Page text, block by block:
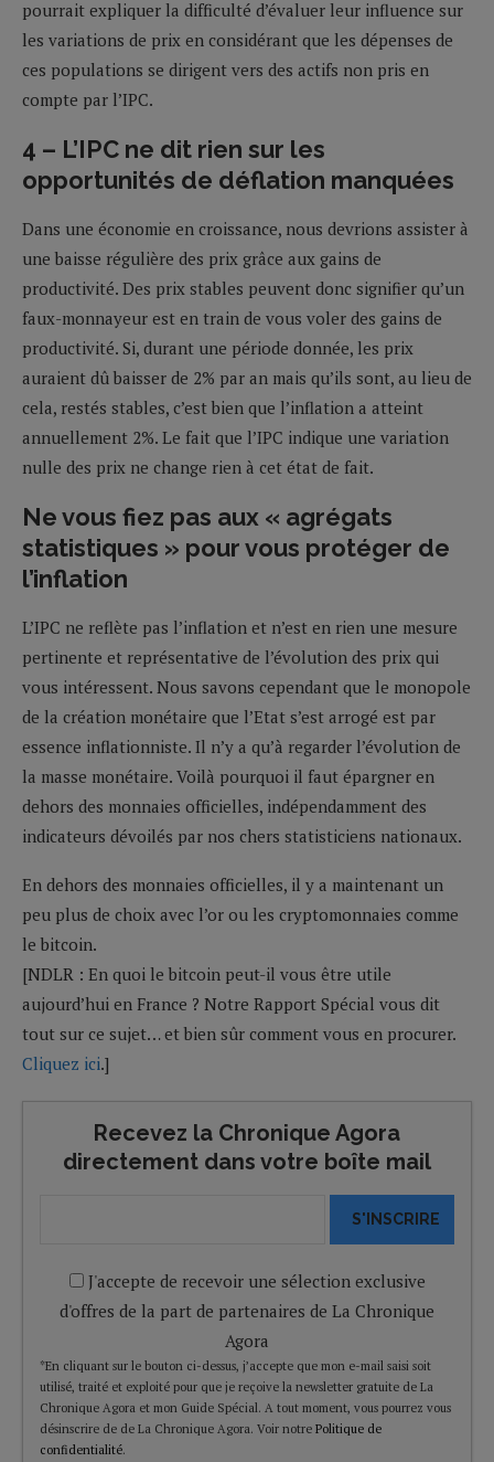
pourrait expliquer la difficulté d’évaluer leur influence sur
les variations de prix en considérant que les dépenses de
ces populations se dirigent vers des actifs non pris en
compte par l’IPC.
4 – L’IPC ne dit rien sur les
opportunités de déflation manquées
Dans une économie en croissance, nous devrions assister à
une baisse régulière des prix grâce aux gains de
productivité. Des prix stables peuvent donc signifier qu’un
faux-monnayeur est en train de vous voler des gains de
productivité. Si, durant une période donnée, les prix
auraient dû baisser de 2% par an mais qu’ils sont, au lieu de
cela, restés stables, c’est bien que l’inflation a atteint
annuellement 2%. Le fait que l’IPC indique une variation
nulle des prix ne change rien à cet état de fait.
Ne vous fiez pas aux « agrégats
statistiques » pour vous protéger de
l’inflation
L’IPC ne reflète pas l’inflation et n’est en rien une mesure
pertinente et représentative de l’évolution des prix qui
vous intéressent. Nous savons cependant que le monopole
de la création monétaire que l’Etat s’est arrogé est par
essence inflationniste. Il n’y a qu’à regarder l’évolution de
la masse monétaire. Voilà pourquoi il faut épargner en
dehors des monnaies officielles, indépendamment des
indicateurs dévoilés par nos chers statisticiens nationaux.
En dehors des monnaies officielles, il y a maintenant un
peu plus de choix avec l’or ou les cryptomonnaies comme
le bitcoin.
[NDLR : En quoi le bitcoin peut-il vous être utile
aujourd’hui en France ? Notre Rapport Spécial vous dit
tout sur ce sujet… et bien sûr comment vous en procurer.
Cliquez ici.]
Recevez la Chronique Agora
directement dans votre boîte mail
S'INSCRIRE
J'accepte de recevoir une sélection exclusive
d'offres de la part de partenaires de La Chronique
Agora
*En cliquant sur le bouton ci-dessus, j’accepte que mon e-mail saisi soit
utilisé, traité et exploité pour que je reçoive la newsletter gratuite de La
Chronique Agora et mon Guide Spécial. A tout moment, vous pourrez vous
désinscrire de de La Chronique Agora. Voir notre Politique de
confidentialité.